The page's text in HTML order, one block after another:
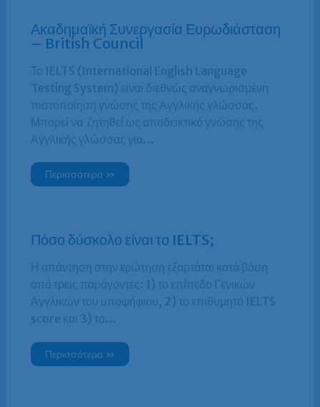
Ακαδημαϊκή Συνεργασία Ευρωδιάσταση
– British Council
Το IELTS (International English Language
Testing System) είναι διεθνώς αναγνωρισμένη
πιστοποίηση γνώσης της Αγγλικής γλώσσας.
Μπορεί να ζητηθεί ως αποδεικτικό γνώσης της
Αγγλικής γλώσσας για…
Περισσότερα »
Πόσο δύσκολο είναι το IELTS;
Η απάντηση στην ερώτηση εξαρτάται κατά βάση
από τρεις παράγοντες: 1) το επίπεδο Γενικών
Αγγλικών του υποψήφιου, 2) το επιθυμητό IELTS
score και 3) το…
Περισσότερα »